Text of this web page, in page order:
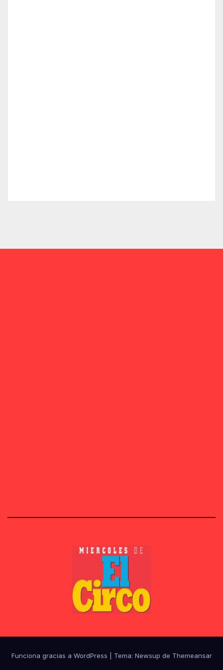
Funciona gracias a WordPress Tema: Newsup de Themeansar